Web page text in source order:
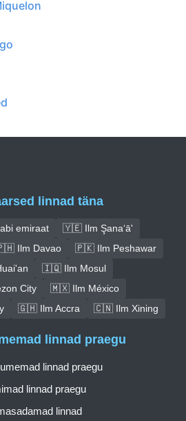
linnad täna
emiraat
🇾🇪 Ilm Şana‘ā'
Ilm Davao
🇵🇰 Ilm Peshawar
🇮🇶 Ilm Mosul
City
🇲🇽 Ilm México
🇬🇭 Ilm Accra 🇨🇳 Ilm Xining
linnad praegu
linnad praegu
linnad praegu
linnad